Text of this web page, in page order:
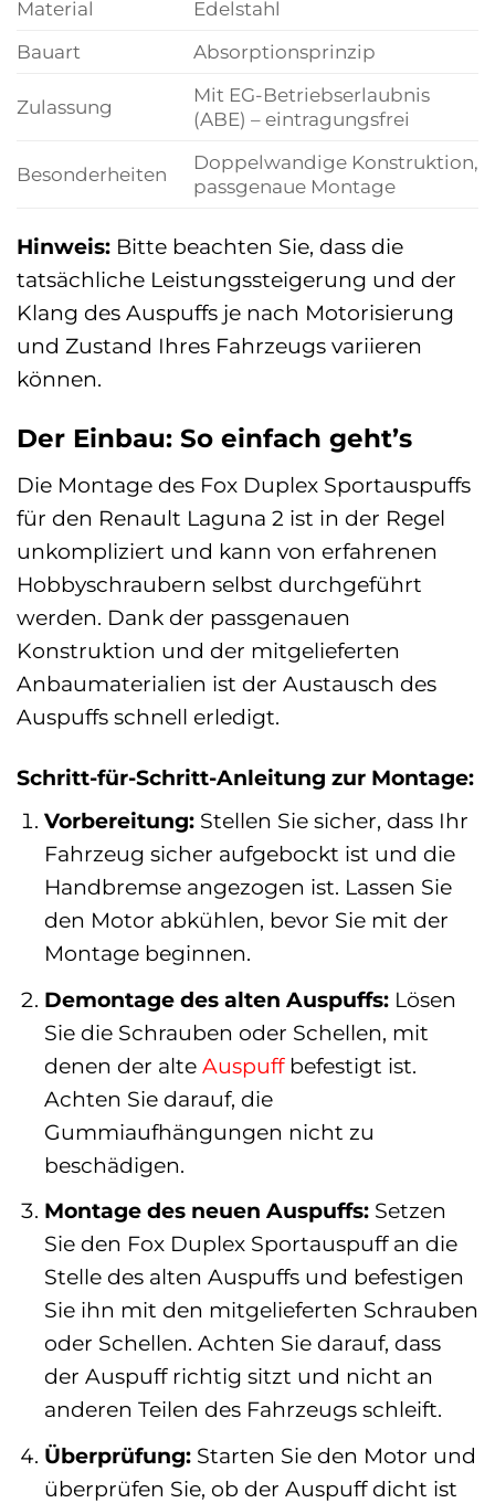
Material
Edelstahl
Bauart
Absorptionsprinzip
Zulassung
Mit EG-Betriebserlaubnis
(ABE) – eintragungsfrei
Besonderheiten
Doppelwandige Konstruktion,
passgenaue Montage
Hinweis: Bitte beachten Sie, dass die
tatsächliche Leistungssteigerung und der
Klang des Auspuffs je nach Motorisierung
und Zustand Ihres Fahrzeugs variieren
können.
Der Einbau: So einfach geht’s
Die Montage des Fox Duplex Sportauspuffs
für den Renault Laguna 2 ist in der Regel
unkompliziert und kann von erfahrenen
Hobbyschraubern selbst durchgeführt
werden. Dank der passgenauen
Konstruktion und der mitgelieferten
Anbaumaterialien ist der Austausch des
Auspuffs schnell erledigt.
Schritt-für-Schritt-Anleitung zur Montage:
Vorbereitung:Stellen Sie sicher, dass Ihr
Fahrzeug sicher aufgebockt ist und die
Handbremse angezogen ist. Lassen Sie
den Motor abkühlen, bevor Sie mit der
Montage beginnen.
Demontage des alten Auspuffs:Lösen
Sie die Schrauben oder Schellen, mit
denen der alte Auspuffbefestigt ist.
Achten Sie darauf, die
Gummiaufhängungen nicht zu
beschädigen.
Montage des neuen Auspuffs:Setzen
Sie den Fox Duplex Sportauspuff an die
Stelle des alten Auspuffs und befestigen
Sie ihn mit den mitgelieferten Schrauben
oder Schellen. Achten Sie darauf, dass
der Auspuff richtig sitzt und nicht an
anderen Teilen des Fahrzeugs schleift.
Überprüfung:Starten Sie den Motor und
überprüfen Sie, ob der Auspuff dicht ist